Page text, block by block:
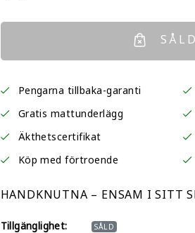
SÅLD
Pengarna tillbaka-garanti
Gratis mattunderlägg
Äkthetscertifikat
Köp med förtroende
HANDKNUTNA – ENSAM I SITT
Tillgänglighet: SÅLD